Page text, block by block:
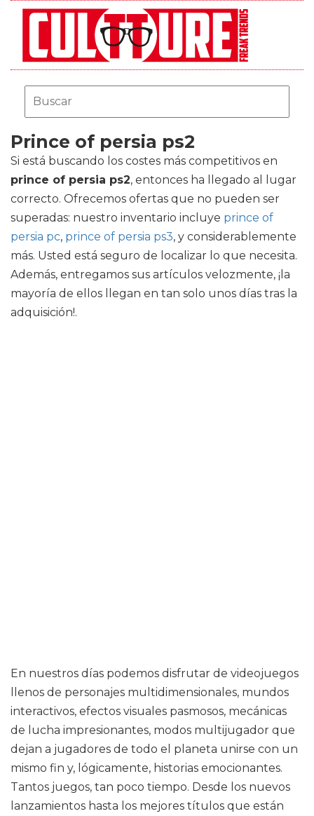
Prince of persia ps2
Si está buscando los costes más competitivos en
prince of persia ps2, entonces ha llegado al lugar
correcto. Ofrecemos ofertas que no pueden ser
superadas: nuestro inventario incluye prince of
persia pc, prince of persia ps3, y considerablemente
más. Usted está seguro de localizar lo que necesita.
Además, entregamos sus artículos velozmente, ¡la
mayoría de ellos llegan en tan solo unos días tras la
adquisición!.
En nuestros días podemos disfrutar de videojuegos
llenos de personajes multidimensionales, mundos
interactivos, efectos visuales pasmosos, mecánicas
de lucha impresionantes, modos multijugador que
dejan a jugadores de todo el planeta unirse con un
mismo fin y, lógicamente, historias emocionantes.
Tantos juegos, tan poco tiempo. Desde los nuevos
lanzamientos hasta los mejores títulos que están